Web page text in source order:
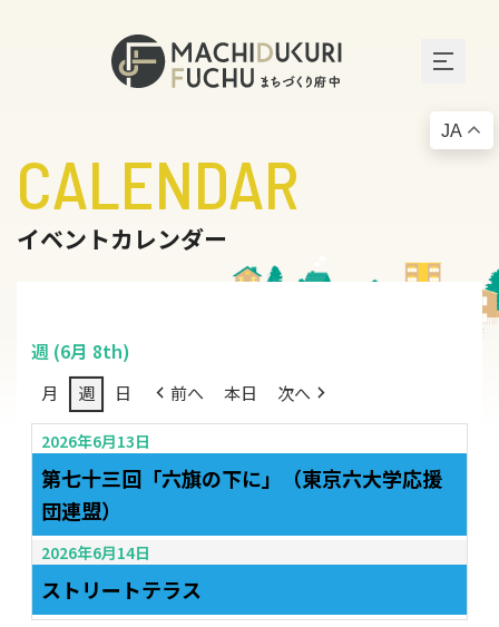
CALENDAR
イベントカレンダー
週 (6月 8th)
月 週 日 前へ 本日 次へ
2026年6月13日
第七十三回「六旗の下に」（東京六大学応援
団連盟）
2026年6月14日
ストリートテラス
JA